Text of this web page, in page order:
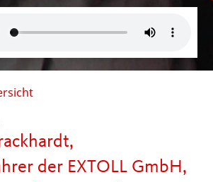
der EXTOLL GmbH,